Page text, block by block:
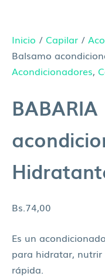
Inicio / Capilar /
Balsamo
Acondicionadores,
Bs.74,00
Es un
para hidratar, nutrir
rápida.